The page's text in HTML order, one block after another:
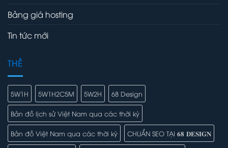
Bảng giá hosting
Tin tức mới
THẺ
5W1H 5W1H2C5M 5W2H 68 Design
Bản đồ lịch sử Việt Nam qua các thời kỳ
Bản đồ Việt Nam qua các thời kỳ CHUẨN SEO TẠI 𝟔𝟖 𝐃𝐄𝐒𝐈𝐆𝐍